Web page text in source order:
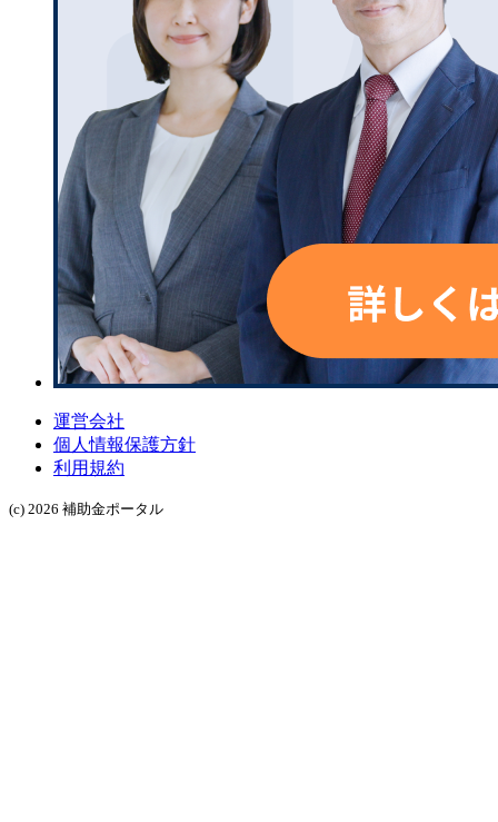
運営会社
個人情報保護方針
利用規約
(c) 2026 補助金ポータル